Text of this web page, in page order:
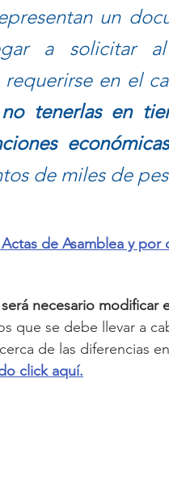
un
a solicitar
en el
tenerlas en
de miles de
de Asamblea y
necesario modificar
que se debe llevar a
de las diferencias
click aquí.